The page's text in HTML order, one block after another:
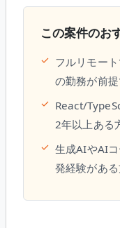
この案件のお
✓ フルリモー
の勤務が前提
✓ React/
2年以上ある
✓ 生成AIやAI
発経験がある